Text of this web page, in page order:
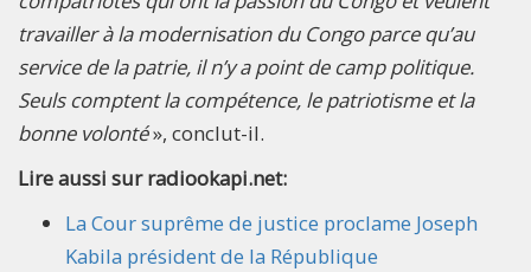
travailler à la modernisation du Congo parce qu’au
service de la patrie, il n’y a point de camp politique.
Seuls comptent la compétence, le patriotisme et la
bonne volonté», conclut-il.
Lire aussi sur radiookapi.net:
La Cour suprême de justice proclame Joseph
Kabila président de la République